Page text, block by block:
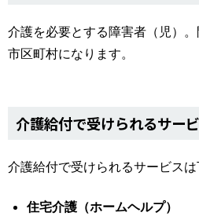
介護を必要とする障害者（児）
市区町村になります。
介護給付で受けられるサー
介護給付で受けられるサービスは
住宅介護（ホームヘルプ）